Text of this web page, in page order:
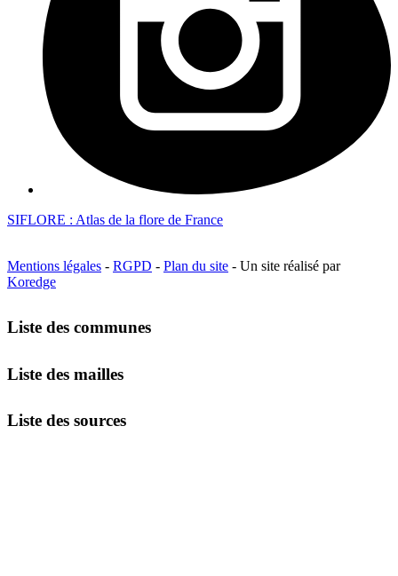
SIFLORE : Atlas de la flore de France
Mentions légales - RGPD - Plan du site - Un site réalisé par
Koredge
Liste des communes
Liste des mailles
Liste des sources